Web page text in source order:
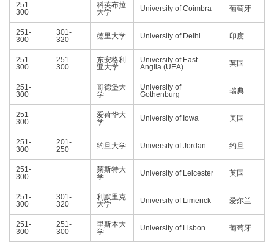
251-
300
科英布拉
大学
University of Coimbra 葡萄牙
251-
300
301-
320
德里大学 University of Delhi 印度
251-
300
251-
300
东安格利
亚大学
University of East
Anglia (UEA)
英国
251-
300
哥德堡大
学
University of
Gothenburg
瑞典
251-
300
爱荷华大
学
University of Iowa 美国
251-
300
201-
250
约旦大学 University of Jordan 约旦
251-
300
莱斯特大
学
University of Leicester 英国
251-
300
301-
320
利默里克
大学
University of Limerick 爱尔兰
251-
300
251-
300
里斯本大
学
University of Lisbon 葡萄牙